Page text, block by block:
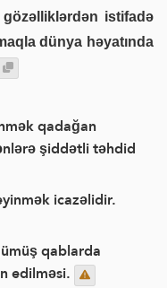
istifadə
dünya həyatında
qadağan
şiddətli təhdid
icazəlidir.
qablarda
edilməsi.